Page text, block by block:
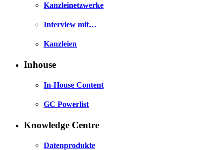
Kanzleinetzwerke
Interview mit…
Kanzleien
Inhouse
In-House Content
GC Powerlist
Knowledge Centre
Datenprodukte